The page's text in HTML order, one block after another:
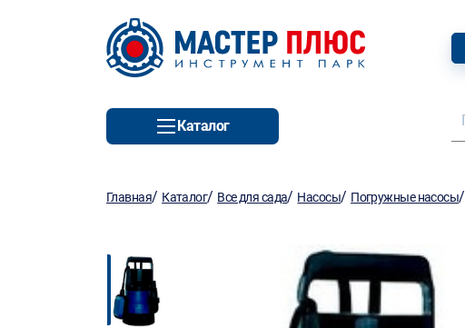
Каталог
Главная/ Каталог/ Все для сада/ Насосы/ Погружные насосы/